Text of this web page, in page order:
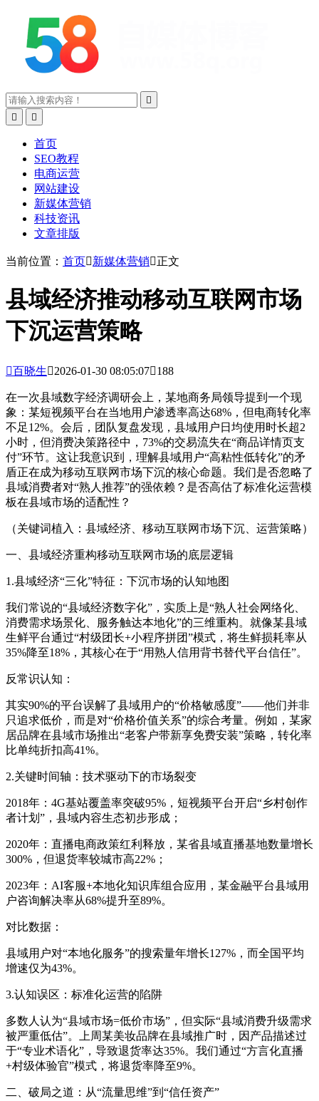



首页
SEO教程
电商运营
网站建设
新媒体营销
科技资讯
文章排版
当前位置： 首页新媒体营销正文
县域经济推动移动互联网市场
下沉运营策略
百晓生2026-01-30 08:05:07188
在一次县域数字经济调研会上，某地商务局领导提到一个现
象：某短视频平台在当地用户渗透率高达68%，但电商转化率
不足12%。会后，团队复盘发现，县域用户日均使用时长超2
小时，但消费决策路径中，73%的交易流失在“商品详情页支
付”环节。这让我意识到，理解县域用户“高粘性低转化”的矛
盾正在成为移动互联网市场下沉的核心命题。我们是否忽略了
县域消费者对“熟人推荐”的强依赖？是否高估了标准化运营模
板在县域市场的适配性？
（关键词植入：县域经济、移动互联网市场下沉、运营策略）
一、县域经济重构移动互联网市场的底层逻辑
1.县域经济“三化”特征：下沉市场的认知地图
我们常说的“县域经济数字化”，实质上是“熟人社会网络化、
消费需求场景化、服务触达本地化”的三维重构。就像某县域
生鲜平台通过“村级团长+小程序拼团”模式，将生鲜损耗率从
35%降至18%，其核心在于“用熟人信用背书替代平台信任”。
反常识认知：
其实90%的平台误解了县域用户的“价格敏感度”——他们并非
只追求低价，而是对“价格价值关系”的综合考量。例如，某家
居品牌在县域市场推出“老客户带新享免费安装”策略，转化率
比单纯折扣高41%。
2.关键时间轴：技术驱动下的市场裂变
2018年：4G基站覆盖率突破95%，短视频平台开启“乡村创作
者计划”，县域内容生态初步形成；
2020年：直播电商政策红利释放，某省县域直播基地数量增长
300%，但退货率较城市高22%；
2023年：AI客服+本地化知识库组合应用，某金融平台县域用
户咨询解决率从68%提升至89%。
对比数据：
县域用户对“本地化服务”的搜索量年增长127%，而全国平均
增速仅为43%。
3.认知误区：标准化运营的陷阱
多数人认为“县域市场=低价市场”，但实际“县域消费升级需求
被严重低估”。上周某美妆品牌在县域推广时，因产品描述过
于“专业术语化”，导致退货率达35%。我们通过“方言化直播
+村级体验官”模式，将退货率降至9%。
二、破局之道：从“流量思维”到“信任资产”